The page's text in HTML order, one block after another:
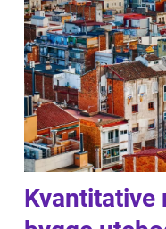
Kvantitative